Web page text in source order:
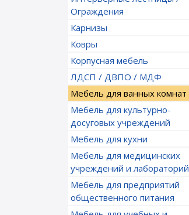
Ограждения
Карнизы
Ковры
Корпусная мебель
ЛДСП / ДВПО / МДФ
Мебель для ванных комнат
Мебель для культурно-
досуговых учреждений
Мебель для кухни
Мебель для медицинских
учреждений и лабораторий
Мебель для предприятий
общественного питания